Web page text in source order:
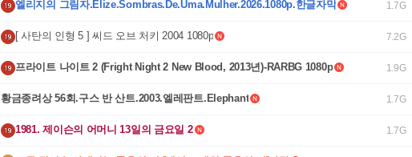
엘리지의 그림자.Elize.Sombras.De.Uma.Mulher.2026.1080p.한글자막 1.7G
[ 사탄의 인형 5 ] 씨드 오브 처키 2004 1080p 7.2G
프라이트 나이트 2 (Fright Night 2 New Blood, 2013년)-RARBG 1080p 1.9G
황금종려상 56회.구스 반 산트.2003.엘레판트.Elephant 1.7G
1981. 제이슨의 어머니 13일의 금요일 2 1.7G